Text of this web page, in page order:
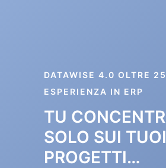
DATAWISE 4.0 OLTRE
ESPERIENZA IN ERP
TU
SOLO SUI TUOI
PROGETTI…